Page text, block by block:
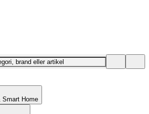
Smart Home